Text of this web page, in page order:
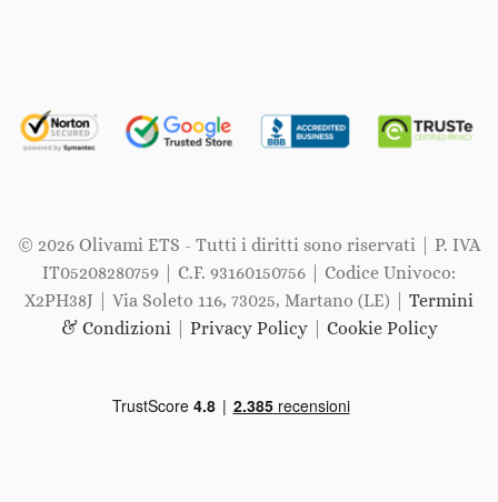
© 2026 Olivami ETS - Tutti i diritti sono riservati | P. IVA
IT05208280759 | C.F. 93160150756 | Codice Univoco:
X2PH38J | Via Soleto 116, 73025, Martano (LE) | Termini
& Condizioni| Privacy Policy| Cookie Policy